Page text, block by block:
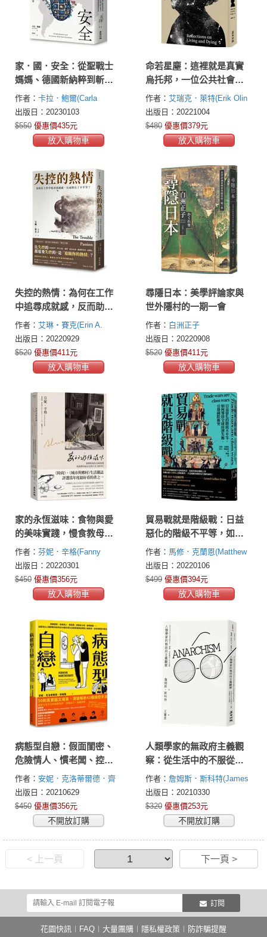
家．國．安全：從聖戰士
媽媽、德國新納粹到斬首
者，在全球「暴力極端主
義」時代尋找消弭衝突的
希望（《古蘭似海》作者
最新力作）
作者： 卡拉．鮑爾(Carla
Power)
出版日：20230103
$550 優惠價435元
放入購物車
命若星塵：這裡就是真實
烏托邦，一位公共社會學
家對於生與死的最後反思
作者： 艾瑞克．萊特(Erik Olin
Wright)
出版日：20221004
$480 優惠價379元
放入購物車
失控的熱情：為何在工作
中追尋成就感，反而助長
了不平等？
作者： 艾琳・賽克(Erin A.
Cech)
出版日：20220929
$520 優惠價411元
放入購物車
尋隱日本：美學評論家與
世外隱村的一期一會
作者： 白洲正子
出版日：20220908
$520 優惠價411元
放入購物車
家的永恆滋味：食物與愛
的美味實踐，慢食教母給
女兒的人生MENU
作者： 芬妮．辛格(Fanny
Singer)
出版日：20220301
$450 優惠價356元
放入購物車
貿易戰就是階級戰：日益
惡化的階級不平等，如何
導致全球經濟失衡、引發
國際衝突
作者： 馬修．克蘭恩(Matthew
C. Klein) 麥可．佩提斯(Michael
Pettis)
出版日：20220106
$499 優惠價394元
放入購物車
病態型自戀：假面閨密、
危險情人、慣老闆、控制
狂父母、親情勒索……法
國頂尖心理師教你如何從
50個日常生活場景破解自
戀型人格疾患，從有毒關
係中重生
作者： 安妮．克洛蒂爾德．齊
格勒(Anne-Clotilde Ziegler )
出版日：20210629
$450 優惠價356元
不開放訂購
人類學家的無政府主義觀
察：從生活中的不服從論
自主、尊嚴、有意義的工
作及遊戲
作者： 詹姆斯．斯科特(James
C. Scott)
出版日：20210330
$320 優惠價253元
不開放訂購
< 上一頁 下一頁 >
訂閱
花園快訊 FAQ 大量團購 隱私權政策 防詐騙提醒